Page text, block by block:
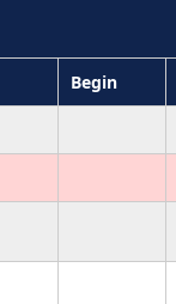
Begin